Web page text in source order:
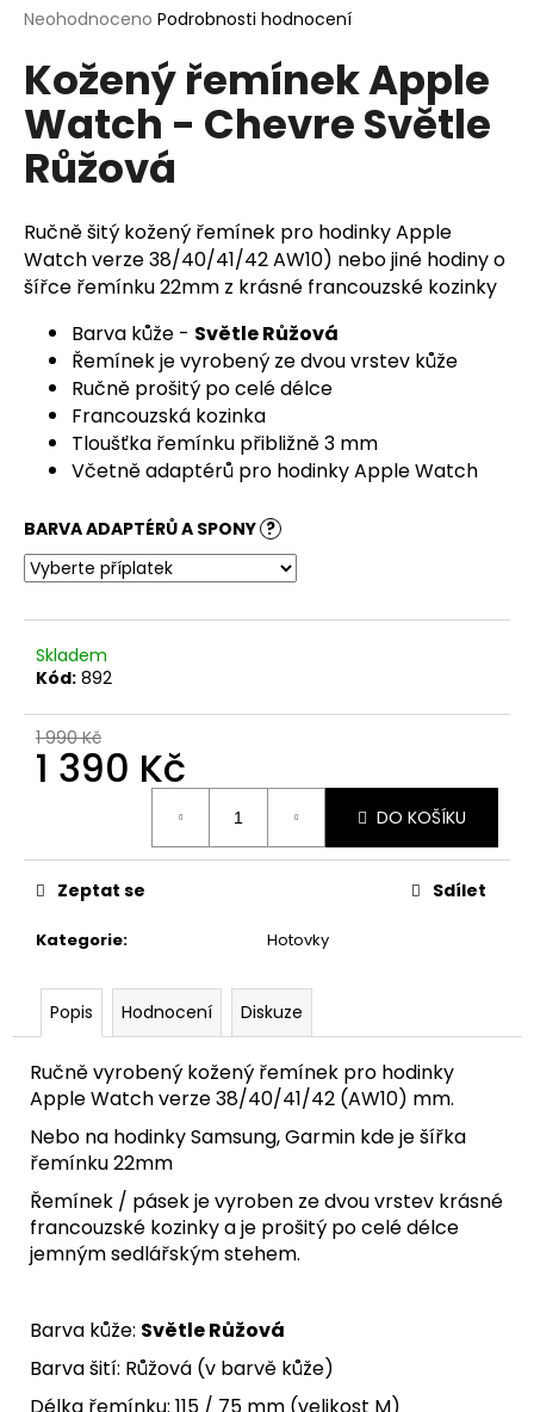
Průměrné
produktu
je
0,0
z
5
hvězdiček.
Neohodnoceno Podrobnosti hodnocení
Kožený řemínek Apple
Watch - Chevre Světle
Růžová
Ručně šitý kožený řemínek pro hodinky Apple
Watch verze 38/40/41/42 AW10) nebo jiné hodiny o
šířce řemínku 22mm z krásné francouzské kozinky
Barva kůže - Světle Růžová
Řemínek je vyrobený ze dvou vrstev kůže
Ručně prošitý po celé délce
Francouzská kozinka
Tloušťka řemínku přibližně 3 mm
Včetně adaptérů pro hodinky Apple Watch
BARVA ADAPTÉRŮ A SPONY ?
Skladem
Kód: 892
1 990 Kč
1 390 Kč
DO KOŠÍKU
Kategorie: Hotovky
Zeptat se Sdílet
Popis Hodnocení Diskuze
Ručně vyrobený kožený řemínek pro hodinky
Apple Watch verze 38/40/41/42 (AW10) mm.
Nebo na hodinky Samsung, Garmin kde je šířka
řemínku 22mm
Řemínek / pásek je vyroben ze dvou vrstev krásné
francouzské kozinky a je prošitý po celé délce
jemným sedlářským stehem.
Barva kůže: Světle Růžová
Barva šití: Růžová (v barvě kůže)
a
j
í
t
?
HLEDAT
č
u
j
e
m
e